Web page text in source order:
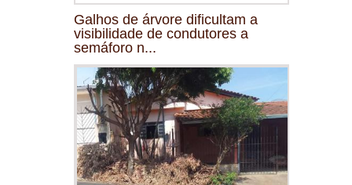
Galhos de árvore dificultam a
visibilidade de condutores a
semáforo n...